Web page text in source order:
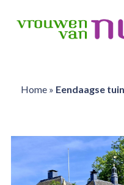
Home» Eendaagse